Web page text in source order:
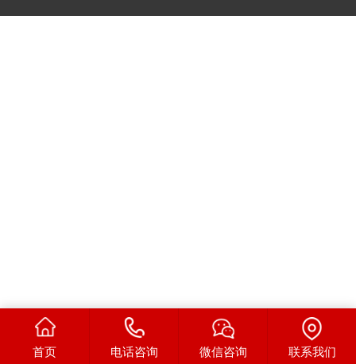
首页 电话咨询 微信咨询 联系我们